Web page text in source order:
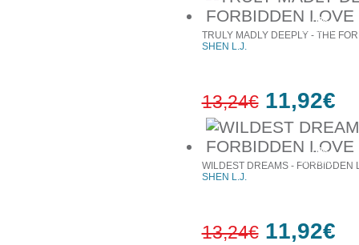
10%
έκπτωση
10%
έκπτωση
TRULY MADLY DEEPLY - THE
SHEN L.J.
13,24€ 11,92€
WILDEST DREAMS - FORBIDDEN
SHEN L.J.
13,24€ 11,92€